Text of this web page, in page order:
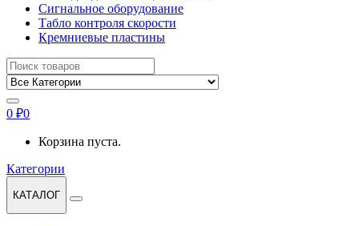
Сигнальное оборудование
Табло контроля скорости
Кремниевые пластины
Найти:
0 ₽0
Корзина пуста.
Категории
КАТАЛОГ